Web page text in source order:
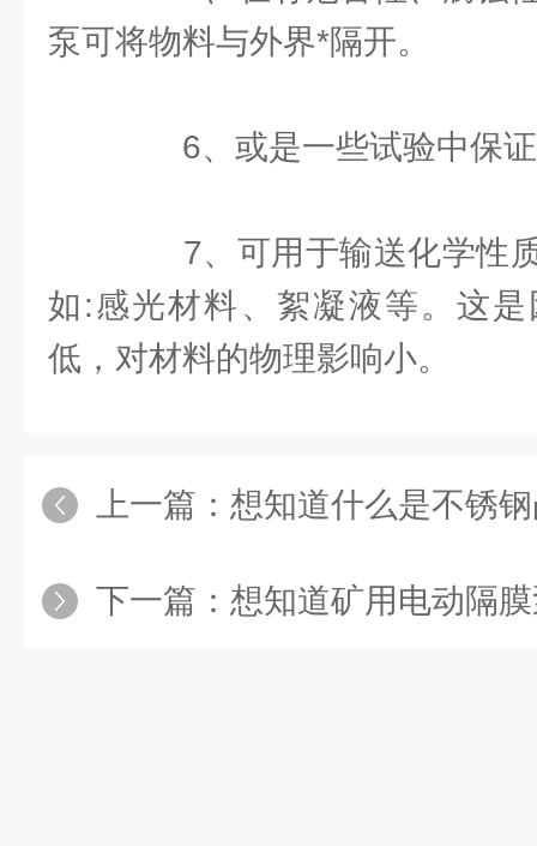
泵可将物料与外界*隔开。
6、或是一些试验中保证
7、可用于输送化学性质
如:感光材料、絮凝液等。这
低，对材料的物理影响小。
上一篇： 想知道什么是不锈钢凸轮
下一篇： 想知道矿用电动隔膜泵有